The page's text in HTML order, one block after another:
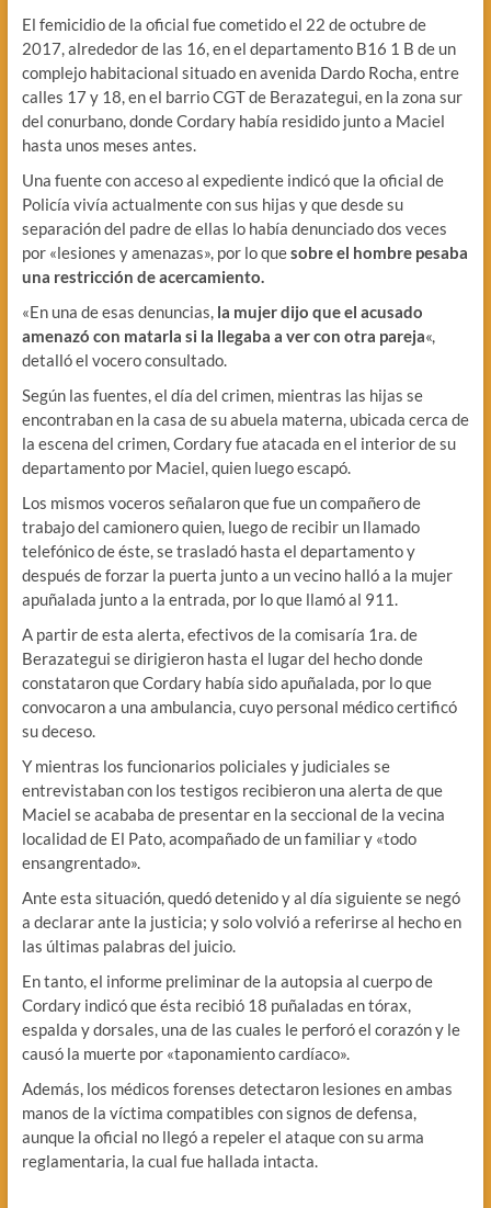
El femicidio de la oficial fue cometido el 22 de octubre de
2017, alrededor de las 16, en el departamento B16 1 B de un
complejo habitacional situado en avenida Dardo Rocha, entre
calles 17 y 18, en el barrio CGT de Berazategui, en la zona sur
del conurbano, donde Cordary había residido junto a Maciel
hasta unos meses antes.
Una fuente con acceso al expediente indicó que la oficial de
Policía vivía actualmente con sus hijas y que desde su
separación del padre de ellas lo había denunciado dos veces
por «lesiones y amenazas», por lo quesobre el hombre pesaba
una restricción de acercamiento.
«En una de esas denuncias, la mujer dijo que el acusado
amenazó con matarla si la llegaba a ver con otra pareja«,
detalló el vocero consultado.
Según las fuentes, el día del crimen, mientras las hijas se
encontraban en la casa de su abuela materna, ubicada cerca de
la escena del crimen, Cordary fue atacada en el interior de su
departamento por Maciel, quien luego escapó.
Los mismos voceros señalaron que fue un compañero de
trabajo del camionero quien, luego de recibir un llamado
telefónico de éste, se trasladó hasta el departamento y
después de forzar la puerta junto a un vecino halló a la mujer
apuñalada junto a la entrada, por lo que llamó al 911.
A partir de esta alerta, efectivos de la comisaría 1ra. de
Berazategui se dirigieron hasta el lugar del hecho donde
constataron que Cordary había sido apuñalada, por lo que
convocaron a una ambulancia, cuyo personal médico certificó
su deceso.
Y mientras los funcionarios policiales y judiciales se
entrevistaban con los testigos recibieron una alerta de que
Maciel se acababa de presentar en la seccional de la vecina
localidad de El Pato, acompañado de un familiar y «todo
ensangrentado».
Ante esta situación, quedó detenido y al día siguiente se negó
a declarar ante la justicia; y solo volvió a referirse al hecho en
las últimas palabras del juicio.
En tanto, el informe preliminar de la autopsia al cuerpo de
Cordary indicó que ésta recibió 18 puñaladas en tórax,
espalda y dorsales, una de las cuales le perforó el corazón y le
causó la muerte por «taponamiento cardíaco».
Además, los médicos forenses detectaron lesiones en ambas
manos de la víctima compatibles con signos de defensa,
aunque la oficial no llegó a repeler el ataque con su arma
reglamentaria, la cual fue hallada intacta.